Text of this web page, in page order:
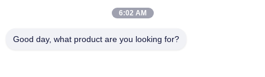
Soğuk Depo Drive In Palet Merkezleme Raylar Ayarlanabilir
6:02 AM
Good day, what product are you looking for?